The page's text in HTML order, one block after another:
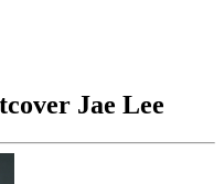
Jae Lee